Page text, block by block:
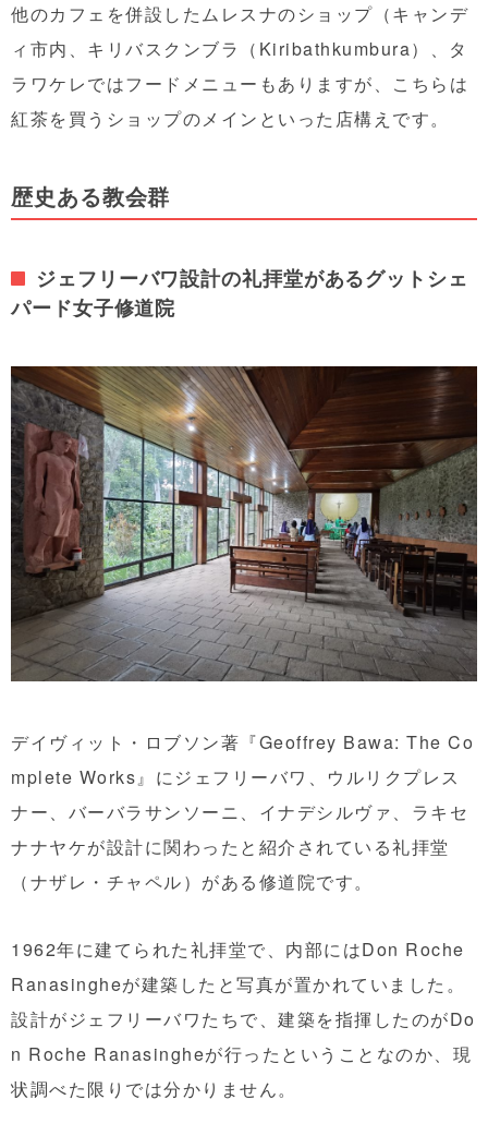
他のカフェを併設したムレスナのショップ（キャンデ
ィ市内、キリバスクンブラ（Kiribathkumbura）、タ
ラワケレではフードメニューもありますが、こちらは
紅茶を買うショップのメインといった店構えです。
歴史ある教会群
ジェフリーバワ設計の礼拝堂があるグットシェ
パード女子修道院
デイヴィット・ロブソン著『Geoffrey Bawa: The Co
mplete Works』にジェフリーバワ、ウルリクプレス
ナー、バーバラサンソーニ、イナデシルヴァ、ラキセ
ナナヤケが設計に関わったと紹介されている礼拝堂
（ナザレ・チャペル）がある修道院です。
1962年に建てられた礼拝堂で、内部にはDon Roche
Ranasingheが建築したと写真が置かれていました。
設計がジェフリーバワたちで、建築を指揮したのがDo
n Roche Ranasingheが行ったということなのか、現
状調べた限りでは分かりません。